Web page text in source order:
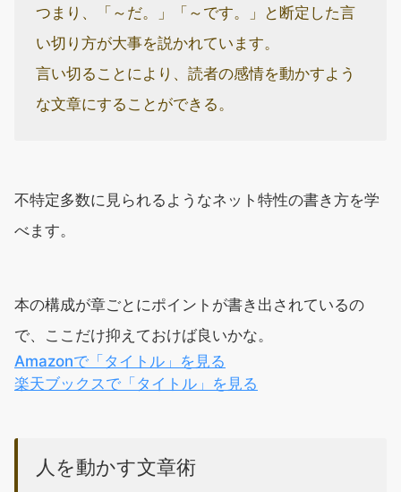
つまり、「～だ。」「～です。」と断定した言
い切り方が大事を説かれています。
言い切ることにより、読者の感情を動かすよう
な文章にすることができる。
不特定多数に見られるようなネット特性の書き方を学
べます。
本の構成が章ごとにポイントが書き出されているの
で、ここだけ抑えておけば良いかな。
Amazonで「タイトル」を見る
楽天ブックスで「タイトル」を見る
人を動かす文章術